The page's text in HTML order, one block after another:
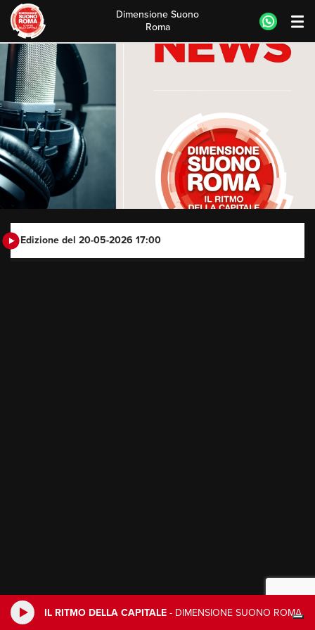
IL RITMO DELLA CAPITALE - DIMENSIONE SUONO ROMA
Skip
to
content
Dimensione Suono
Roma
Edizione del 20-05-2026 17:00